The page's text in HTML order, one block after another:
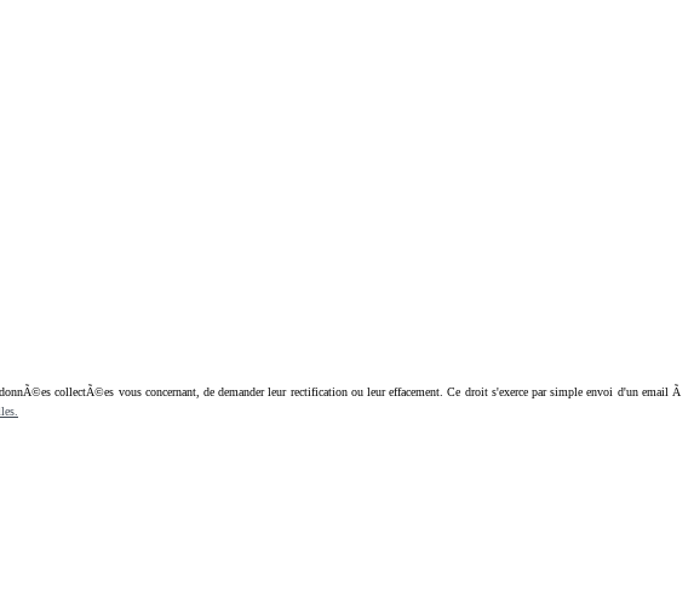
collectÃ©es vous concernant, de demander leur rectification ou leur effacement. Ce droit s'exerce par simple envoi d'un email Ã